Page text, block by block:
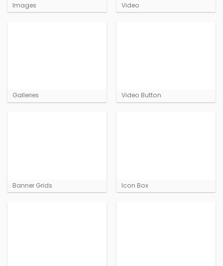
Images Video
Galleries Video Button
Banner Grids Icon Box